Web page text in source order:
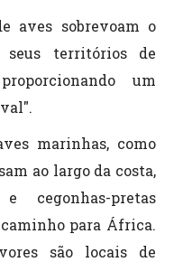
aves sobrevoam o
territórios de
um
marinhas, como
ao largo da costa,
cegonhas-pretas
para África.
são locais de